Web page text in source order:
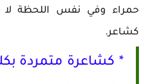
حمراء وفي نفس اللحظة لا
كشاعر.
* كشاعرة متمردة